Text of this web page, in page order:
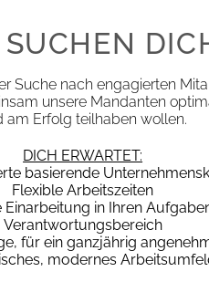
KATEGORIE-
Kein
Die
Suche nach engagierten
unsere Mandanten
am Erfolg teilhaben wollen.
DICH ERWARTET:
basierende
Flexible Arbeitszeiten
Einarbeitung in Ihren
Verantwortungsbereich
für ein ganzjährig
modernes